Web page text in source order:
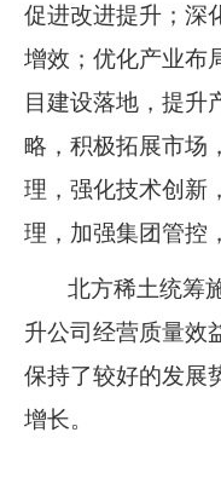
促进改进提升；深
增效；优化产业布
目建设落地，提升
略，积极拓展市场
理，强化技术创新
理，加强集团管控
北方稀土统筹
升公司经营质量效
保持了较好的发展
增长。